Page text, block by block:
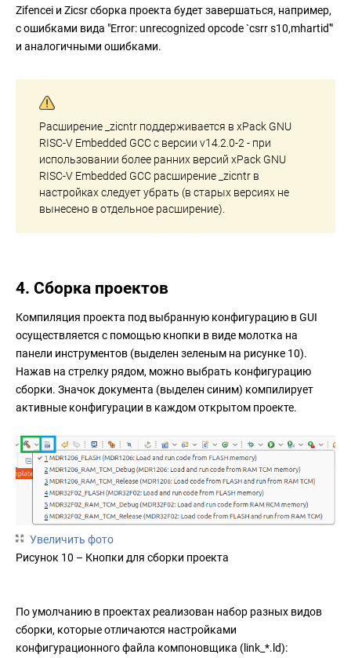
Zifencei и Zicsr сборка проекта будет завершаться, например,
с ошибками вида "Error: unrecognized opcode `csrr s10,mhartid'"
и аналогичными ошибками.
Расширение _zicntr поддерживается в xPack GNU
RISC-V Embedded GCC с версии v14.2.0-2 - при
использовании более ранних версий xPack GNU
RISC-V Embedded GCC расширение _zicntr в
настройках следует убрать (в старых версиях не
вынесено в отдельное расширение).
4. Сборка проектов
Компиляция проекта под выбранную конфигурацию в GUI
осуществляется с помощью кнопки в виде молотка на
панели инструментов (выделен зеленым на рисунке 10).
Нажав на стрелку рядом, можно выбрать конфигурацию
сборки. Значок документа (выделен синим) компилирует
активные конфигурации в каждом открытом проекте.
Увеличить фото
Рисунок 10 – Кнопки для сборки проекта
По умолчанию в проектах реализован набор разных видов
сборки, которые отличаются настройками
конфигурационного файла компоновщика (link_*.ld):